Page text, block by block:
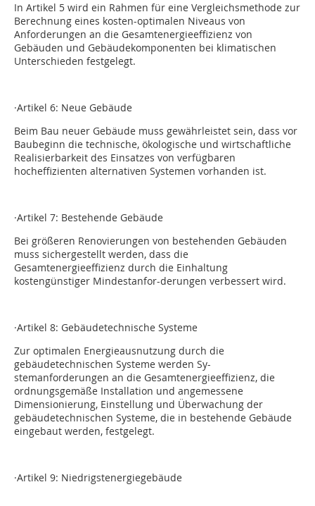
In Artikel 5 wird ein Rahmen für eine Vergleichsmethode zur
Berechnung eines kosten-optimalen Niveaus von
Anforderungen an die Gesamtenergieeffizienz von
Gebäuden und Gebäudekomponenten bei klimatischen
Unterschieden festgelegt.
·Artikel 6: Neue Gebäude
Beim Bau neuer Gebäude muss gewährleistet sein, dass vor
Baubeginn die technische, ökologische und wirtschaftliche
Realisierbarkeit des Einsatzes von verfügbaren
hocheffizienten alternativen Systemen vorhanden ist.
·Artikel 7: Bestehende Gebäude
Bei größeren Renovierungen von bestehenden Gebäuden
muss sichergestellt werden, dass die
Gesamtenergieeffizienz durch die Einhaltung
kostengünstiger Mindestanfor-derungen verbessert wird.
·Artikel 8: Gebäudetechnische Systeme
Zur optimalen Energieausnutzung durch die
gebäudetechnischen Systeme werden Sy-
stemanforderungen an die Gesamtenergieeffizienz, die
ordnungsgemäße Installation und angemessene
Dimensionierung, Einstellung und Überwachung der
gebäudetechnischen Systeme, die in bestehende Gebäude
eingebaut werden, festgelegt.
·Artikel 9: Niedrigstenergiegebäude